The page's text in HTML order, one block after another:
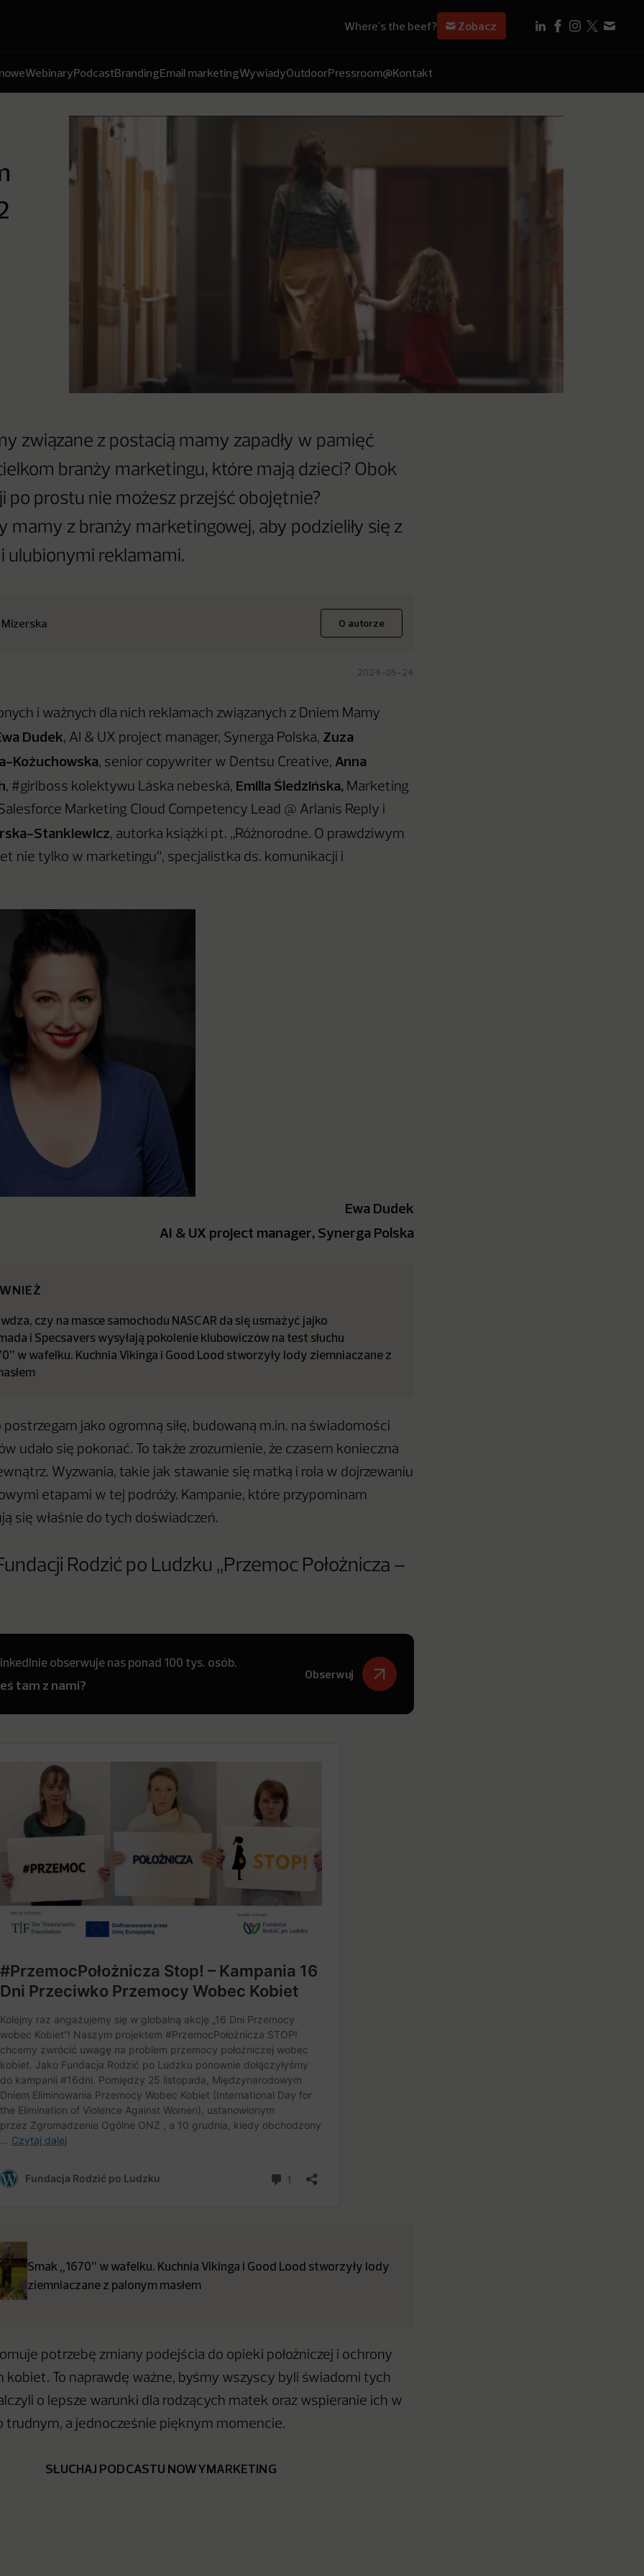
Where's the beef? Zobacz
WebinaryPodcastBrandingEmail marketingWywiadyOutdoorPressroom@Kontakt
związane z postacią mamy zapadły w pamięć
branży marketingu, które mają dzieci? Obok
po prostu nie możesz przejść obojętnie?
mamy z branży marketingowej, aby podzieliły się z
ulubionymi reklamami.
O autorze
2024-05-24
i ważnych dla nich reklamach związanych z Dniem Mamy
Dudek, AI & UX project manager, Synerga Polska, Zuza
Kożuchowska, senior copywriter w Dentsu Creative, Anna
, #girlboss kolektywu Láska nebeská, Emilia Śledzińska, Marketing
Marketing Cloud Competency Lead @ Arlanis Reply i
Stankiewicz, autorka książki pt. „Różnorodne. O prawdziwym
nie tylko w marketingu”, specjalistka ds. komunikacji i
Ewa Dudek
AI & UX project manager, Synerga Polska
czy na masce samochodu NASCAR da się usmażyć jajko
i Specsavers wysyłają pokolenie klubowiczów na test słuchu
w wafelku. Kuchnia Vikinga i Good Lood stworzyły lody ziemniaczane z
jako ogromną siłę, budowaną m.in. na świadomości
udało się pokonać. To także zrozumienie, że czasem konieczna
Wyzwania, takie jak stawanie się matką i rola w dojrzewaniu
etapami w tej podróży. Kampanie, które przypominam
się właśnie do tych doświadczeń.
Rodzić po Ludzku „Przemoc Położnicza –
obserwuje nas ponad 100 tys. osób.
tam z nami?
Obserwuj
Smak „1670” w wafelku. Kuchnia Vikinga i Good Lood stworzyły lody
ziemniaczane z palonym masłem
potrzebę zmiany podejścia do opieki położniczej i ochrony
kobiet. To naprawdę ważne, byśmy wszyscy byli świadomi tych
o lepsze warunki dla rodzących matek oraz wspieranie ich w
a jednocześnie pięknym momencie.
SŁUCHAJ PODCASTU NOWYMARKETING